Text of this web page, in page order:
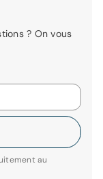
? On vous
au